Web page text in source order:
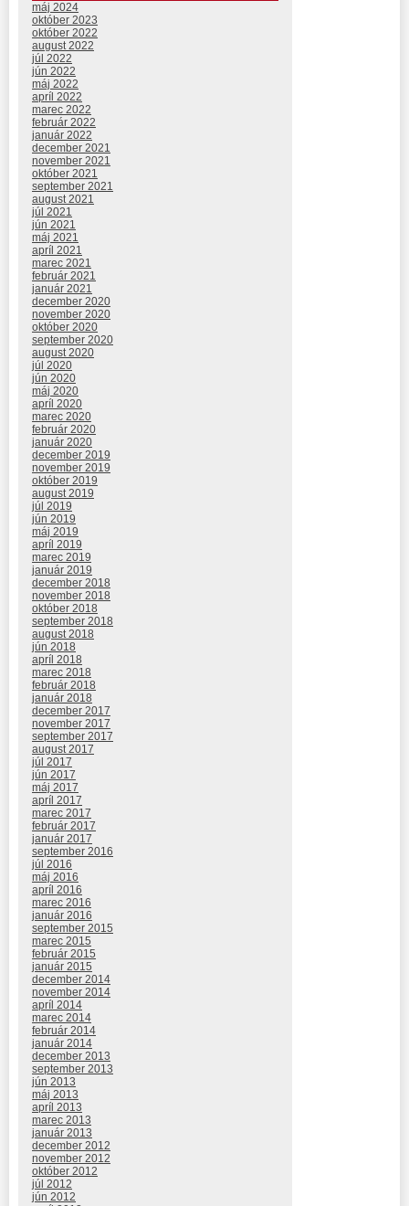
máj 2024
október 2023
október 2022
august 2022
júl 2022
jún 2022
máj 2022
apríl 2022
marec 2022
február 2022
január 2022
december 2021
november 2021
október 2021
september 2021
august 2021
júl 2021
jún 2021
máj 2021
apríl 2021
marec 2021
február 2021
január 2021
december 2020
november 2020
október 2020
september 2020
august 2020
júl 2020
jún 2020
máj 2020
apríl 2020
marec 2020
február 2020
január 2020
december 2019
november 2019
október 2019
august 2019
júl 2019
jún 2019
máj 2019
apríl 2019
marec 2019
január 2019
december 2018
november 2018
október 2018
september 2018
august 2018
jún 2018
apríl 2018
marec 2018
február 2018
január 2018
december 2017
november 2017
september 2017
august 2017
júl 2017
jún 2017
máj 2017
apríl 2017
marec 2017
február 2017
január 2017
september 2016
júl 2016
máj 2016
apríl 2016
marec 2016
január 2016
september 2015
marec 2015
február 2015
január 2015
december 2014
november 2014
apríl 2014
marec 2014
február 2014
január 2014
december 2013
september 2013
jún 2013
máj 2013
apríl 2013
marec 2013
január 2013
december 2012
november 2012
október 2012
júl 2012
jún 2012